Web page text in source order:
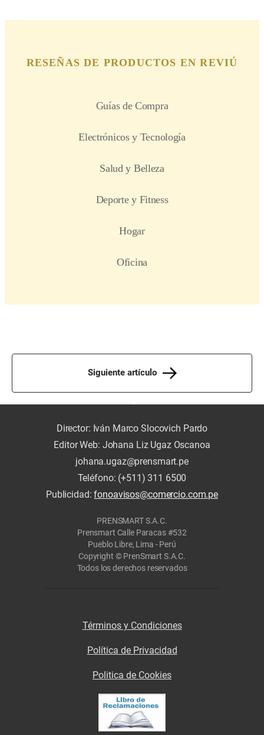
Siguiente artículo
Director: Iván Marco Slocovich Pardo
Editor Web: Johana Liz Ugaz Oscanoa
johana.ugaz@prensmart.pe
Teléfono: (+511) 311 6500
Publicidad:fonoavisos@comercio.com.pe
PRENSMART S.A.C.
Prensmart Calle Paracas #532
Pueblo Libre, Lima - Perú
Copyright © PrenSmart S.A.C.
Todos los derechos reservados
Términos y Condiciones
Política de Privacidad
Politica de Cookies